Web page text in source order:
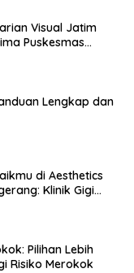
Visual Jatim
Puskesmas
Lengkap dan
di Aesthetics
Klinik Gigi
Pilihan Lebih
Risiko Merokok